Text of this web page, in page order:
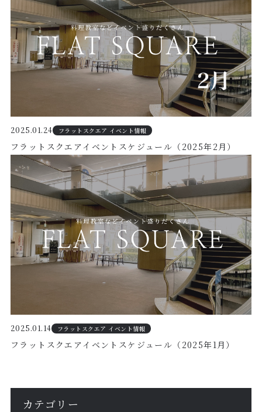
2025.01.24 フラットスクエア イベント情報
フラットスクエアイベントスケジュール（2025年2月）
2025.01.14 フラットスクエア イベント情報
フラットスクエアイベントスケジュール（2025年1月）
カテゴリー